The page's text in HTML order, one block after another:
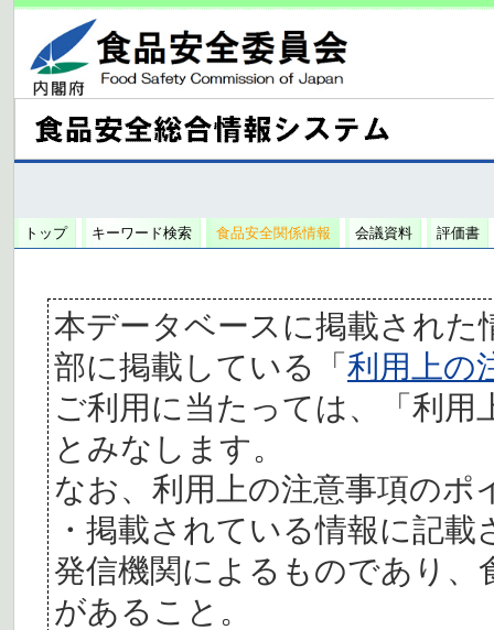
トップ キーワード検索 食品安全関係情報 会議資料 評価書
本データベースに掲載された
部に掲載している「利用上の
ご利用に当たっては、「利
とみなします。
なお、利用上の注意事項の
・掲載されている情報に記
発信機関によるものであり、
があること。